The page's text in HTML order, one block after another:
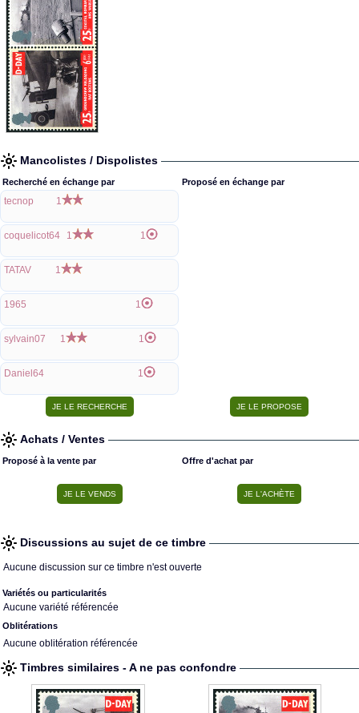
Mancolistes / Dispolistes
Recherché en échange par
tecnop 1
coquelicot64 1 1
TATAV 1
1965 1
sylvain07 1 1
Daniel64 1
Proposé en échange par
Achats / Ventes
Proposé à la vente par Offre d'achat par
Discussions au sujet de ce timbre
Aucune discussion sur ce timbre n'est ouverte
Variétés ou particularités
Aucune variété référencée
Oblitérations
Aucune oblitération référencée
Timbres similaires - A ne pas confondre